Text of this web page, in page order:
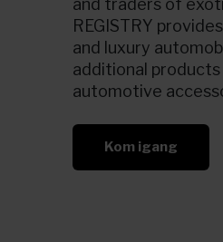
and traders of
REGISTRY
and luxury
additional
automotive
Kom igang